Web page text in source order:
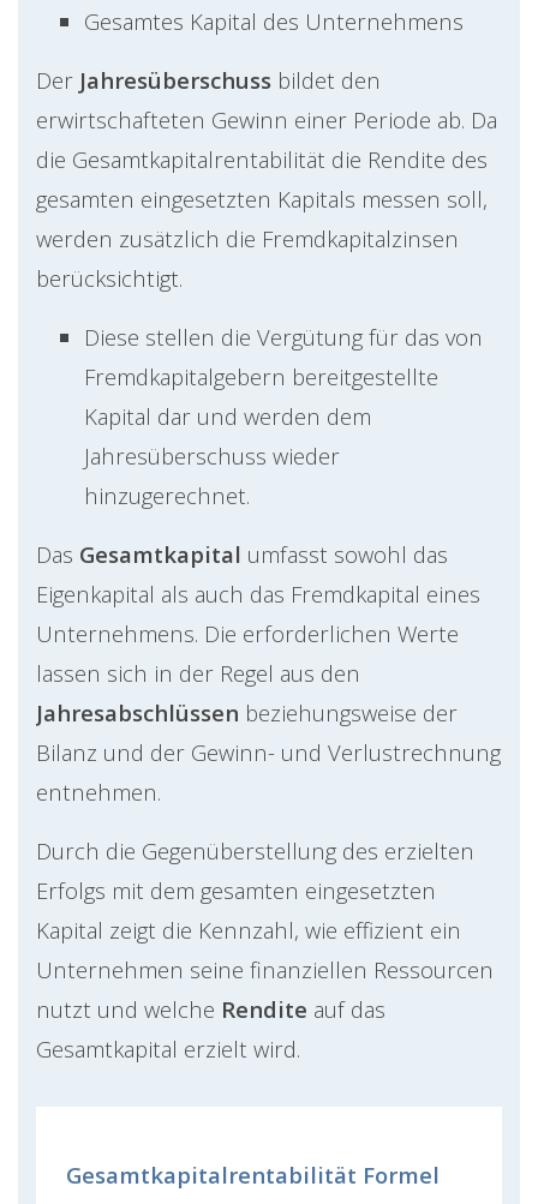
Gesamtes Kapital des Unternehmens
Der Jahresüberschuss bildet den
erwirtschafteten Gewinn einer Periode ab. Da
die Gesamtkapitalrentabilität die Rendite des
gesamten eingesetzten Kapitals messen soll,
werden zusätzlich die Fremdkapitalzinsen
berücksichtigt.
Diese stellen die Vergütung für das von
Fremdkapitalgebern bereitgestellte
Kapital dar und werden dem
Jahresüberschuss wieder
hinzugerechnet.
Das Gesamtkapital umfasst sowohl das
Eigenkapital als auch das Fremdkapital eines
Unternehmens. Die erforderlichen Werte
lassen sich in der Regel aus den
Jahresabschlüssen beziehungsweise der
Bilanz und der Gewinn- und Verlustrechnung
entnehmen.
Durch die Gegenüberstellung des erzielten
Erfolgs mit dem gesamten eingesetzten
Kapital zeigt die Kennzahl, wie effizient ein
Unternehmen seine finanziellen Ressourcen
nutzt und welche Rendite auf das
Gesamtkapital erzielt wird.
Gesamtkapitalrentabilität Formel